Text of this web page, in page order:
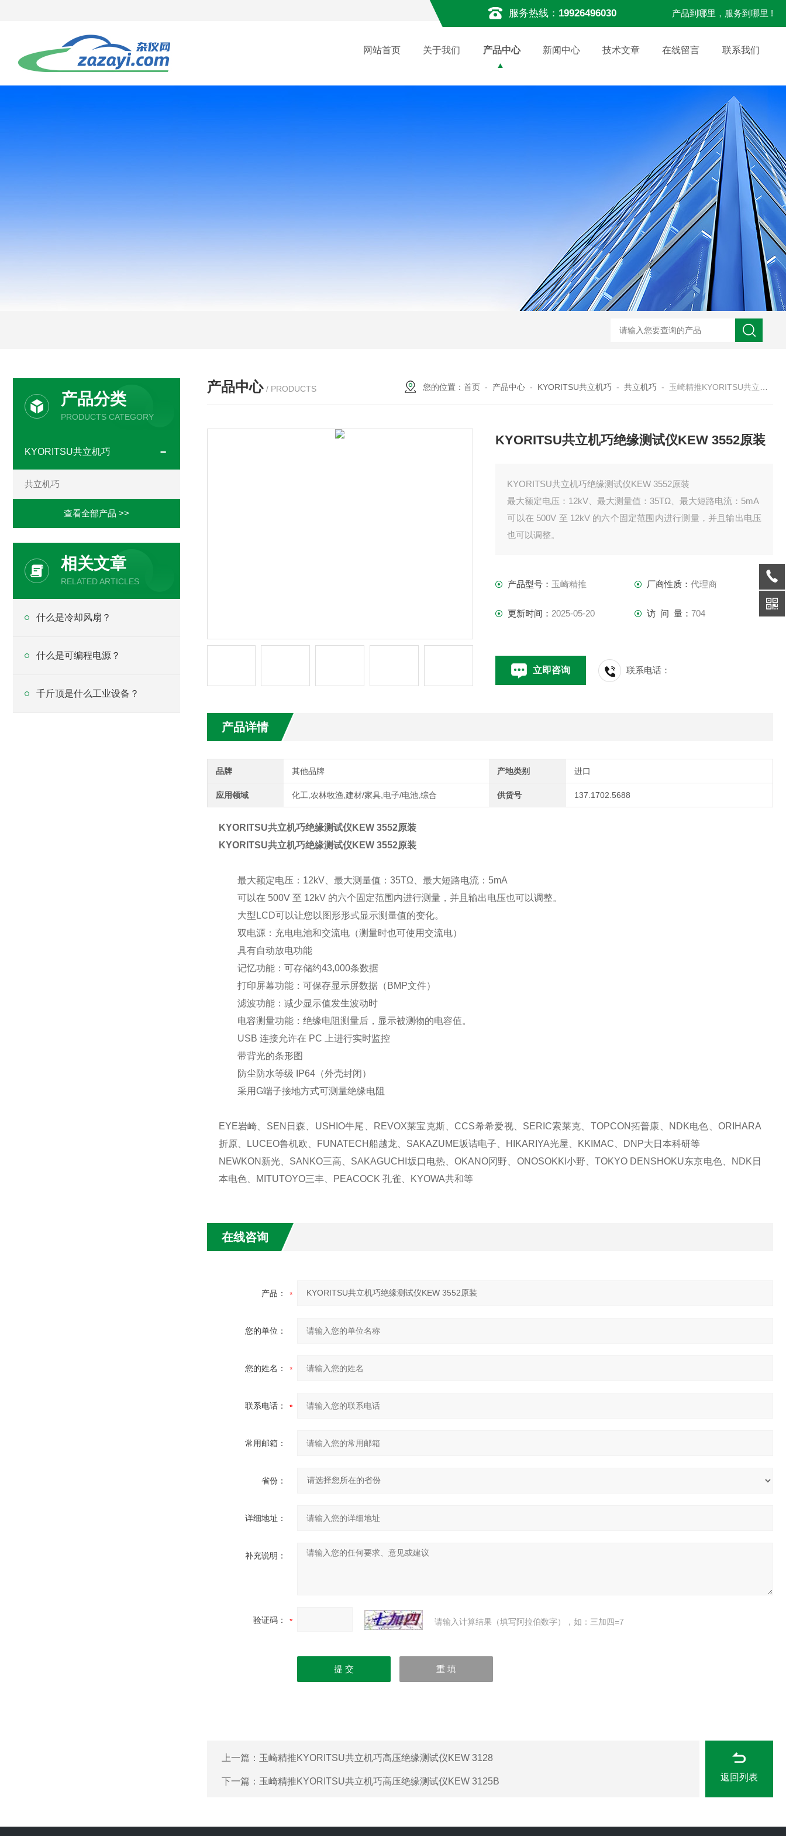
服务热线： 19926496030 产品到哪里，服务到哪里 !
网站首页 关于我们 产品中心 新闻中心 技术文章 在线留言 联系我们
产品中心 / PRODUCTS 您的位置：首页 - 产品中心 - KYORITSU共立机巧 -共立机巧 - 玉崎精推KYORITSU共立机巧绝缘测试仪KEW 3552原装
KYORITSU共立机巧绝缘测试仪KEW 3552原装
KYORITSU共立机巧绝缘测试仪KEW 3552原装
最大额定电压：12kV、最大测量值：35TΩ、最大短路电流：5mA
可以在 500V 至 12kV 的六个固定范围内进行测量，并且输出电压
也可以调整。
具有自动放电功能
产品型号： 玉崎精推 厂商性质： 代理商
更新时间： 2025-05-20 访 问 量： 704
立即咨询 联系电话：
产品详情
品牌 其他品牌 产地类别 进口
应用领域 化工,农林牧渔,建材/家具,电子/电池,综合 供货号 137.1702.5688
KYORITSU共立机巧绝缘测试仪KEW 3552原装
KYORITSU共立机巧绝缘测试仪KEW 3552原装
最大额定电压：12kV、最大测量值：35TΩ、最大短路电流：5mA
可以在 500V 至 12kV 的六个固定范围内进行测量，并且输出电压也可以调整。
大型LCD可以让您以图形形式显示测量值的变化。
双电源：充电电池和交流电（测量时也可使用交流电）
具有自动放电功能
记忆功能：可存储约43,000条数据
打印屏幕功能：可保存显示屏数据（BMP文件）
滤波功能：减少显示值发生波动时
电容测量功能：绝缘电阻测量后，显示被测物的电容值。
USB 连接允许在 PC 上进行实时监控
带背光的条形图
防尘防水等级 IP64（外壳封闭）
采用G端子接地方式可测量绝缘电阻
EYE岩崎、SEN日森、USHIO牛尾、REVOX莱宝克斯、CCS希希爱视、SERIC索莱克、TOPCON拓普康、NDK电色、ORIHARA
折原、LUCEO鲁机欧、FUNATECH船越龙、SAKAZUME坂诘电子、HIKARIYA光屋、KKIMAC、DNP大日本科研等
NEWKON新光、SANKO三高、SAKAGUCHI坂口电热、OKANO冈野、ONOSOKKI小野、TOKYO DENSHOKU东京电色、NDK日
本电色、MITUTOYO三丰、PEACOCK 孔雀、KYOWA共和等
在线咨询
产品：
您的单位：
您的姓名：
联系电话：
常用邮箱：
省份：
详细地址：
补充说明：
验证码： 请输入计算结果（填写阿拉伯数字），如：三加四=7
上一篇： 玉崎精推KYORITSU共立机巧高压绝缘测试仪KEW 3128
下一篇： 玉崎精推KYORITSU共立机巧高压绝缘测试仪KEW 3125B 返回列表
产品分类
PRODUCTS CATEGORY
KYORITSU共立机巧
共立机巧
查看全部产品 >>
相关文章
RELATED ARTICLES
什么是冷却风扇？
什么是可编程电源？
千斤顶是什么工业设备？